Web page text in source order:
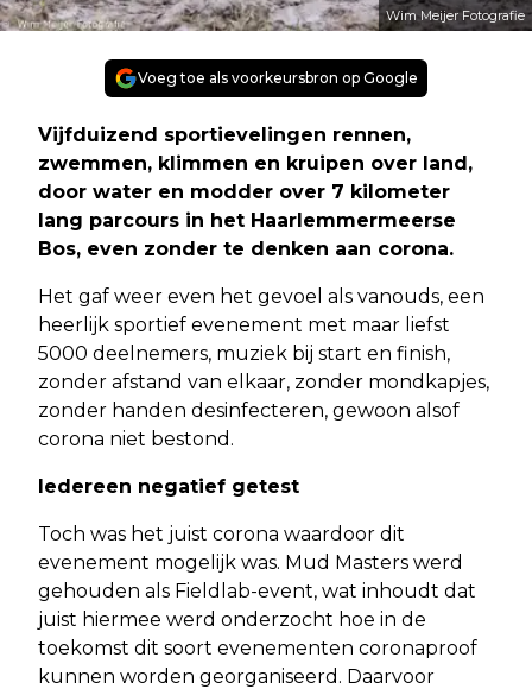
Wim Meijer Fotografie
Voeg toe als voorkeursbron op Google
Vijfduizend sportievelingen rennen,
zwemmen, klimmen en kruipen over land,
door water en modder over 7 kilometer
lang parcours in het Haarlemmermeerse
Bos, even zonder te denken aan corona.
Het gaf weer even het gevoel als vanouds, een
heerlijk sportief evenement met maar liefst
5000 deelnemers, muziek bij start en finish,
zonder afstand van elkaar, zonder mondkapjes,
zonder handen desinfecteren, gewoon alsof
corona niet bestond.
Iedereen negatief getest
Toch was het juist corona waardoor dit
evenement mogelijk was. Mud Masters werd
gehouden als Fieldlab-event, wat inhoudt dat
juist hiermee werd onderzocht hoe in de
toekomst dit soort evenementen coronaproof
kunnen worden georganiseerd. Daarvoor